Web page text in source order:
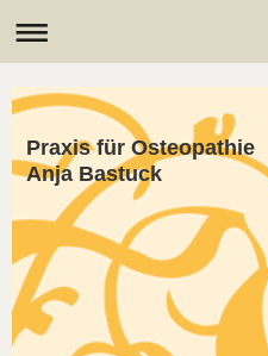
Praxis für Osteopathie
Anja Bastuck